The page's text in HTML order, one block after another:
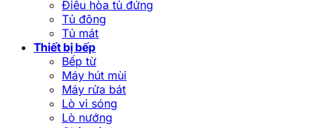
Điều hòa tủ đứng
Tủ đông
Tủ mát
Thiết bị bếp
Bếp từ
Máy hút mùi
Máy rửa bát
Lò vi sóng
Lò nướng